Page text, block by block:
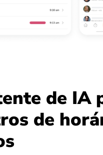
de IA
de